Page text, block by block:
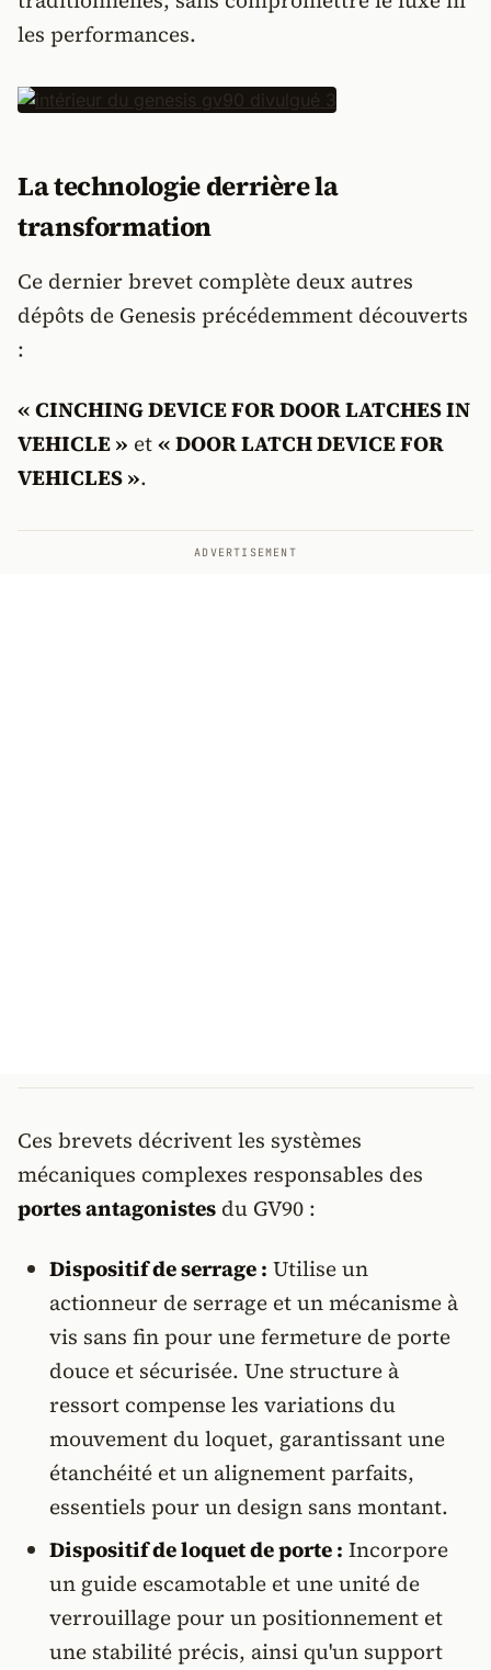
les performances.
La technologie derrière la
transformation
Ce dernier brevet complète deux autres
dépôts de Genesis précédemment découverts
:
« CINCHING DEVICE FOR DOOR LATCHES IN
VEHICLE » et« DOOR LATCH DEVICE FOR
VEHICLES ».
ADVERTISEMENT
Ces brevets décrivent les systèmes
mécaniques complexes responsables des
portes antagonistes du GV90 :
Dispositif de serrage : Utilise un
actionneur de serrage et un mécanisme à
vis sans fin pour une fermeture de porte
douce et sécurisée. Une structure à
ressort compense les variations du
mouvement du loquet, garantissant une
étanchéité et un alignement parfaits,
essentiels pour un design sans montant.
Dispositif de loquet de porte : Incorpore
un guide escamotable et une unité de
verrouillage pour un positionnement et
une stabilité précis, ainsi qu'un support